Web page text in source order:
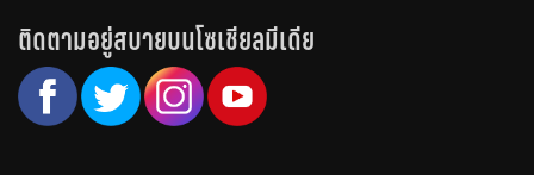
ติดตามอยู่สบายบนโซเชียลมีเดีย